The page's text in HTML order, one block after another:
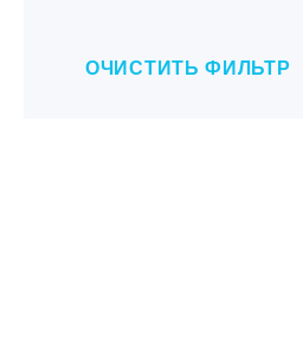
Иркутск, ГЛЦ «Олха»
ОЧИСТИТЬ ФИЛЬТР